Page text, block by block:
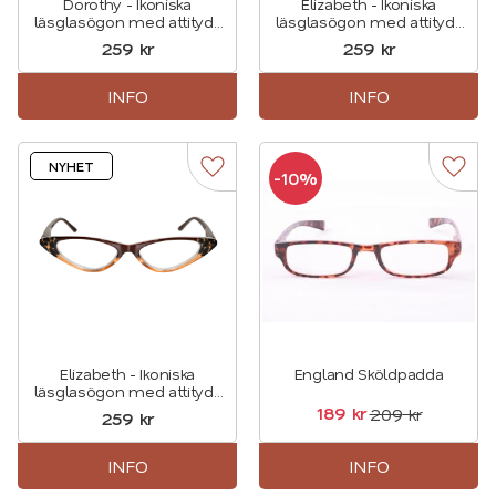
läsglasögon med attityd i
turkos
259 kr
INFO
läsglasögon med attityd i
Rött
259 kr
INFO
Elizabeth - Ikoniska
läsglasögon med attityd i
brun
259 kr
NYHET
Lägg till i favoriter
INFO
England Sköldpadda
189 kr209kr
10%
INFO